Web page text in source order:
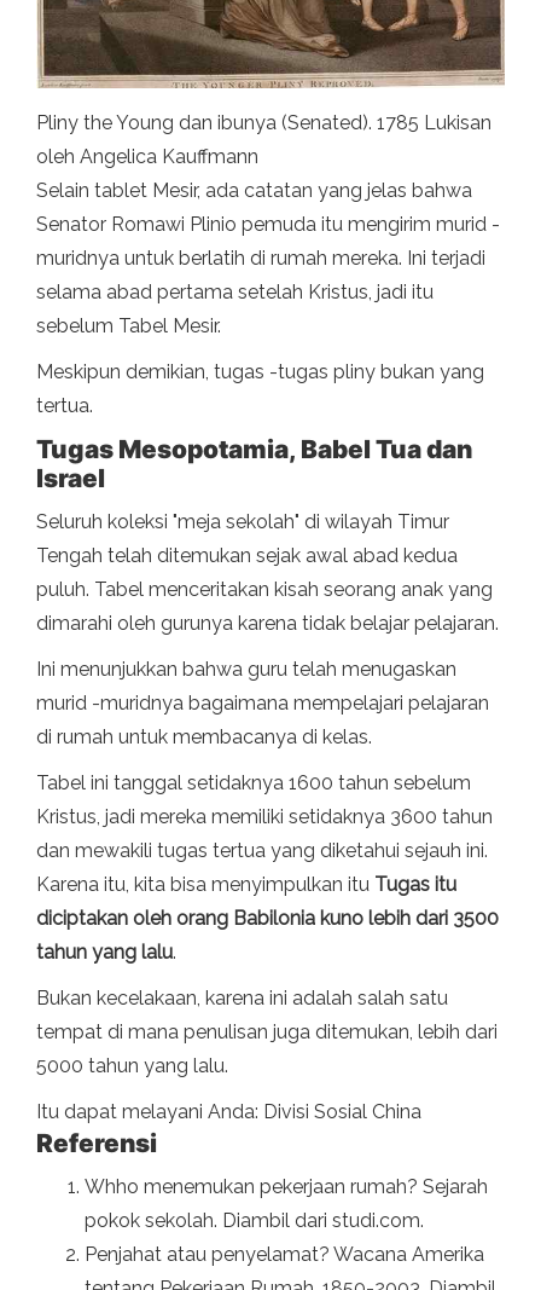
Pliny the Young dan ibunya (Senated). 1785 Lukisan
oleh Angelica Kauffmann
Selain tablet Mesir, ada catatan yang jelas bahwa
Senator Romawi Plinio pemuda itu mengirim murid -
muridnya untuk berlatih di rumah mereka. Ini terjadi
selama abad pertama setelah Kristus, jadi itu
sebelum Tabel Mesir.
Meskipun demikian, tugas -tugas pliny bukan yang
tertua.
Tugas Mesopotamia, Babel Tua dan
Israel
Seluruh koleksi "meja sekolah" di wilayah Timur
Tengah telah ditemukan sejak awal abad kedua
puluh. Tabel menceritakan kisah seorang anak yang
dimarahi oleh gurunya karena tidak belajar pelajaran.
Ini menunjukkan bahwa guru telah menugaskan
murid -muridnya bagaimana mempelajari pelajaran
di rumah untuk membacanya di kelas.
Tabel ini tanggal setidaknya 1600 tahun sebelum
Kristus, jadi mereka memiliki setidaknya 3600 tahun
dan mewakili tugas tertua yang diketahui sejauh ini.
Karena itu, kita bisa menyimpulkan itu Tugas itu
diciptakan oleh orang Babilonia kuno lebih dari 3500
tahun yang lalu.
Bukan kecelakaan, karena ini adalah salah satu
tempat di mana penulisan juga ditemukan, lebih dari
5000 tahun yang lalu.
Itu dapat melayani Anda: Divisi Sosial China
Referensi
Whho menemukan pekerjaan rumah? Sejarah
pokok sekolah. Diambil dari studi.com.
Penjahat atau penyelamat? Wacana Amerika